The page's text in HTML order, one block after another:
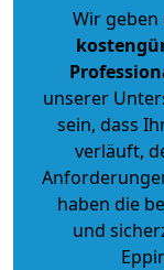
Wir geben
unserer
sein, dass
verläuft,
haben die
und